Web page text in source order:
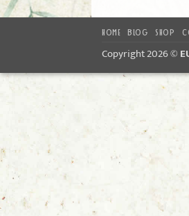
HOME BLOG SHOP
Copyright 2026 ©